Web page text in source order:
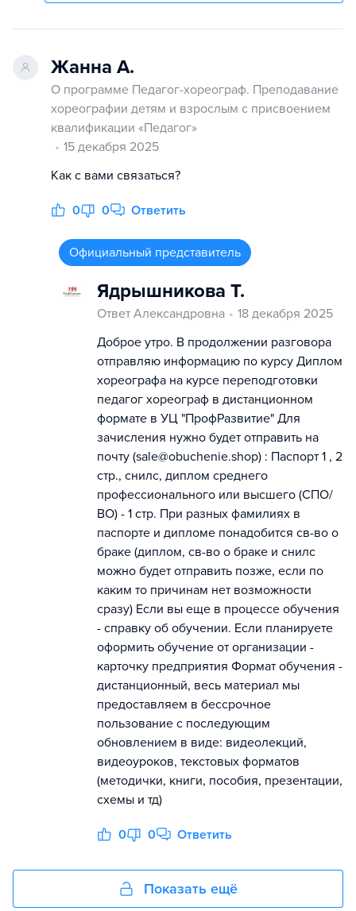
Жанна А.
О программе Педагог-хореограф. Преподавание
хореографии детям и взрослым с присвоением
квалификации «Педагог»
15 декабря 2025
Как с вами связаться?
0 0 Ответить
Официальный представитель
Ядрышникова Т.
Ответ Александровна
18 декабря 2025
Доброе утро. В продолжении разговора
отправляю информацию по курсу Диплом
хореографа на курсе переподготовки
педагог хореограф в дистанционном
формате в УЦ "ПрофРазвитие" Для
зачисления нужно будет отправить на
почту (sale@obuchenie.shop) : Паспорт 1 , 2
стр., снилс, диплом среднего
профессионального или высшего (СПО/
ВО) - 1 стр. При разных фамилиях в
паспорте и дипломе понадобится св-во о
браке (диплом, св-во о браке и снилс
можно будет отправить позже, если по
каким то причинам нет возможности
сразу) Если вы еще в процессе обучения
- справку об обучении. Если планируете
оформить обучение от организации -
карточку предприятия Формат обучения -
дистанционный, весь материал мы
предоставляем в бессрочное
пользование с последующим
обновлением в виде: видеолекций,
видеоуроков, текстовых форматов
(методички, книги, пособия, презентации,
схемы и тд)
0 0 Ответить
Показать ещё